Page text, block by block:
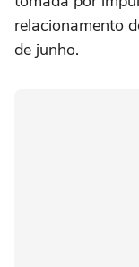
relacionamento
de junho.